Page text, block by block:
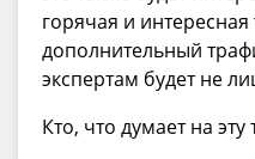
горячая и
дополнительный
экспертам будет не
Кто, что думает на эту